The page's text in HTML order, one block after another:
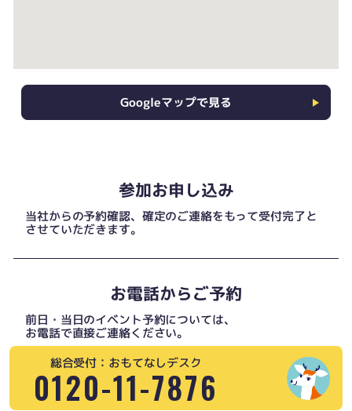
Googleマップで見る
参加お申し込み
当社からの予約確認、確定のご連絡をもって受付完了と
させていただきます。
お電話からご予約
前日・当日のイベント予約については、
お電話で直接ご連絡ください。
総合受付：おもてなしデスク
0120-11-7876